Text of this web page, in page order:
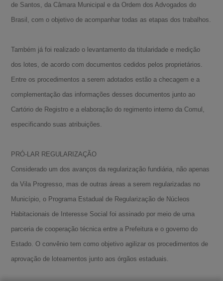
de Santos, da Câmara Municipal e da Ordem dos Advogados do
Brasil, com o objetivo de acompanhar todas as etapas dos trabalhos.
Também já foi realizado o levantamento da titularidade e medição
dos lotes, de acordo com documentos cedidos pelos proprietários.
Entre os procedimentos a serem adotados estão a checagem e a
complementação das informações desses documentos junto ao
Cartório de Registro e a elaboração do regimento interno da Comul,
especificando suas atribuições.
PRÓ-LAR REGULARIZAÇÃO
Considerado um dos avanços da regularização fundiária, não apenas
da Vila Progresso, mas de outras áreas a serem regularizadas no
Município, o Programa Estadual de Regularização de Núcleos
Habitacionais de Interesse Social foi assinado por meio de uma
parceria de cooperação técnica entre a Prefeitura e o governo do
Estado. O convênio tem como objetivo agilizar os procedimentos de
aprovação de loteamentos junto aos órgãos estaduais.
A-
A
A+